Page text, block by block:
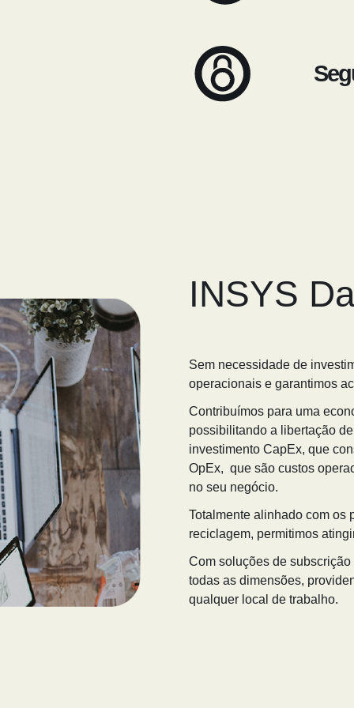
INSYS
Sem necessidade de
operacionais e garantimos
Contribuímos para uma
possibilitando a libertação
investimento CapEx, que
OpEx, que são custos
no seu negócio.
Totalmente alinhado com os
reciclagem, permitimos
Com soluções de
todas as dimensões,
qualquer local de trabalho.